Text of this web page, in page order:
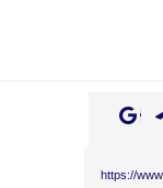
https://